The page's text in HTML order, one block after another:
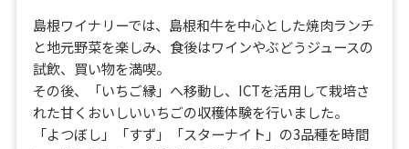
島根ワイナリーでは、島根和牛を中心とした焼肉ランチ
と地元野菜を楽しみ、食後はワインやぶどうジュースの
試飲、買い物を満喫。
その後、「いちご縁」へ移動し、ICTを活用して栽培さ
れた甘くおいしいいちごの収穫体験を行いました。
「よつぼし」「すず」「スターナイト」の3品種を時間